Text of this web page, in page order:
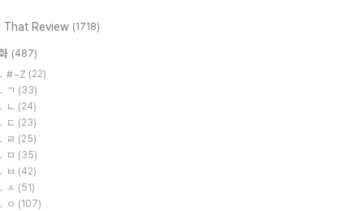
That Review (1718)
(487)
#~Z (22)
ㄱ (33)
ㄴ (24)
ㄷ (23)
ㄹ (25)
ㅁ (35)
ㅂ (42)
ㅅ (51)
ㅇ (107)